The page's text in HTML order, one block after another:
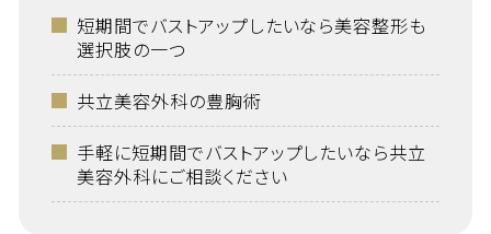
短期間でバストアップしたいなら美容整形も
選択肢の一つ
共立美容外科の豊胸術
手軽に短期間でバストアップしたいなら共立
美容外科にご相談ください